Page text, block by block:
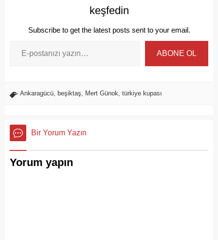
keşfedin
Subscribe to get the latest posts sent to your email.
ABONE OL
Ankaragücü, beşiktaş, Mert Günok, türkiye kupası
Bir Yorum Yazın
Yorum yapın